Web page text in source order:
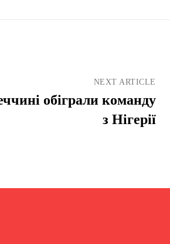
NEXT ARTICLE
обіграли команду
з Нігерії